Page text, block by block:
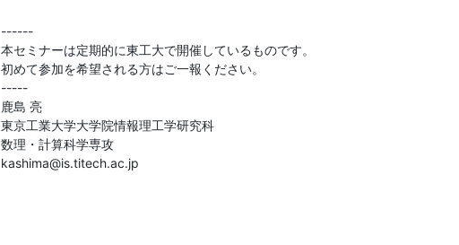
------
本セミナーは定期的に東工大で開催しているものです。
初めて参加を希望される方はご一報ください。
-----
鹿島 亮
東京工業大学大学院情報理工学研究科
数理・計算科学専攻
kashima@is.titech.ac.jp